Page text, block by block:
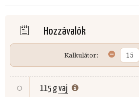
Hozzávalók
Kalkulátor:
115 gvaj